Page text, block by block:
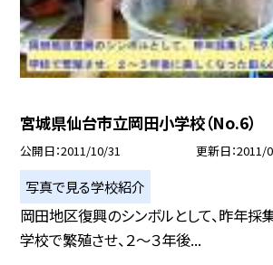
宮城県仙台市立岡田小学校（No.6）
公開日 2011/10/31 更新日 2011/
写真で見る学校紹介
岡田地区復興のシンボルとして、昨年採
学校で繁殖させ、２〜３年後...